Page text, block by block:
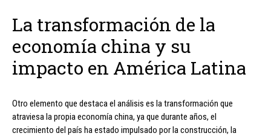
La transformación de la
economía china y su
impacto en América Latina
Otro elemento que destaca el análisis es la transformación que
atraviesa la propia economía china, ya que durante años, el
crecimiento del país ha estado impulsado por la construcción, la